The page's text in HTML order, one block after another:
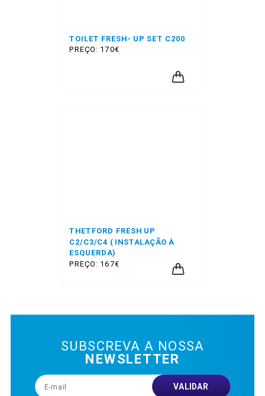
TOILET FRESH- UP SET C200
PREÇO: 170€
THETFORD FRESH UP
C2/C3/C4 ( INSTALAÇÃO À
ESQUERDA)
PREÇO: 167€
SUBSCREVA A NOSSA
NEWSLETTER
VALIDAR